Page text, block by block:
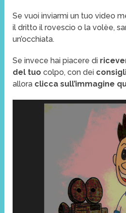
Se vuoi inviarmi un tuo video
il dritto il rovescio o la volèe,
un’occhiata.
Se invece hai piacere di
del tuocolpo, con dei
allora clicca sull’immagine